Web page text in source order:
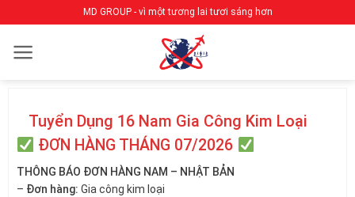
qua
nội
MD GROUP - vì một tương lai tươi sáng hơn
Tuyển Dụng 16 Nam Gia Công Kim Loại
ĐƠN HÀNG THÁNG 07/2026
THÔNG BÁO ĐƠN HÀNG NAM – NHẬT BẢN
– Đơn hàng: Gia công kim loại